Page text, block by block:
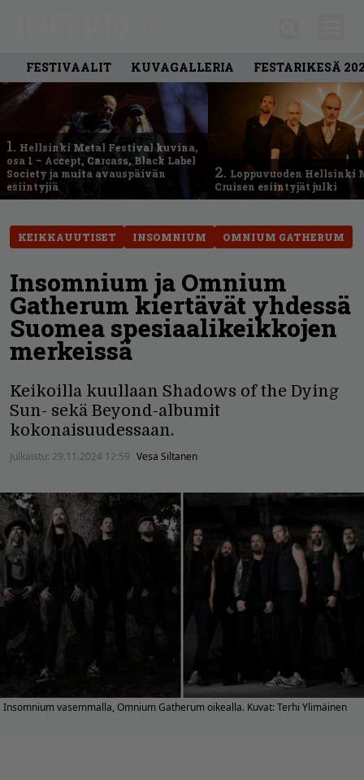
FESTIVAALIT KUVAGALLERIA FESTARIKESÄ
1. Hellsinki Metal Festival kuvina,
osa 1 – Accept, Carcass, Black Label
Society ja muita avauspäivän
esiintyjiä
2. Loppuvuoden Hellsinki
Cruisen esiintyjät julki
KEIKKAUUTISET INSOMNIUM OMNIUM GATHERUM
Insomnium ja Omnium
Gatherum kiertävät yhdessä
Suomea spesiaalikeikkojen
merkeissä
Keikoilla kuullaan Shadows of the Dying
Sun- sekä Beyond-albumit
kokonaisuudessaan.
Julkaistu: 29.11.2024 12:59 Vesa Siltanen
Insomnium vasemmalla, Omnium Gatherum oikealla. Kuvat: Terhi Ylimäinen